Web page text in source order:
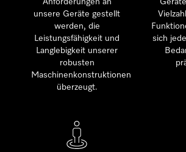
unsere Geräte gestellt
werden, die
Leistungsfähigkeit und
Langlebigkeit unserer
robusten
Maschinenkonstruktionen
überzeugt.
sich